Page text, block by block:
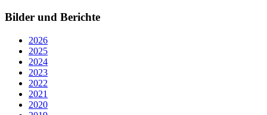
Bilder und Berichte
2026
2025
2024
2023
2022
2021
2020